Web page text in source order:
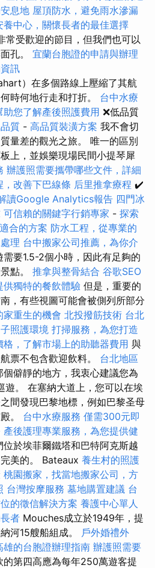
息地 屋頂防水，避免雨水滲漏
養中心，關懷長者的最佳選擇
常受歡迎的節目，但我們也可以
孔。 宜蘭台胞證的申請與辦理
訊
）在多個路線上壓縮了其航
時何地行走和打折。 台中水療
助您了解產後照護費用 ❌低品質
質 - 高品質裝潢方案 我不會切
量差的觀光之旅。 唯一的區別
上，並娛樂現場民間小提琴犀
辦護照需要攜帶哪些文件，詳細
改善下巴線條 后里推拿療程 ✔️
讀Google Analytics報告 四門冰
可信賴的關鍵字行銷專家 - 探索
合的方案 防水工程，從專業的
理 台中搬家公司推薦，為你介
需要1.5-2個小時，因此有足夠的
點。 推拿與整骨結合 谷歌SEO
供獨特的餐飲體驗 但是，重要的
，有些視圖可能會被側列所部分
家重生的機會 北投撥筋技術 台北
照護環境 打掃服務，為您打造
格，了解市場上的助聽器費用 與
票不包含歡迎飲料。 台北地區
個僻靜的地方，我衷心建議您為
。 在塞納大道上，您可以在埃
間發現巴黎地標，例如巴黎圣母
。 台中水療服務 僅需300元即
產後護理專業服務，為您提供健
位於埃菲爾鐵塔和巴特阿克斯越
美的。 Bateaux 養生村的照護
桃園搬家，找當地搬家公司，方
台灣按摩服務 墓地購置建議 台
的徵信解決方案 養護中心單人
者 Mouches成立於1949年，提
河15艘船組成。 戶外婚禮外
雄的台胞證辦理指南 辦護照需要
的第四高應為每年250萬遊客提